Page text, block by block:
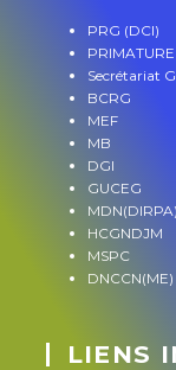
PRG (DCI)
PRIMATURE
Secrétariat
BCRG
MEF
MB
DGI
GUCEG
MDN(DIRPA)
HCGNDJM
MSPC
DNCCN(ME)
LIENS